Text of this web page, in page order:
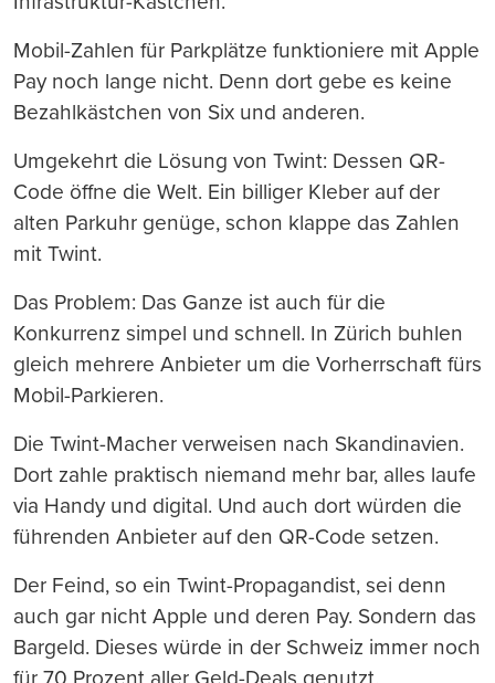
Mobil-Zahlen für Parkplätze funktioniere mit Apple
Pay noch lange nicht. Denn dort gebe es keine
Bezahlkästchen von Six und anderen.
Umgekehrt die Lösung von Twint: Dessen QR-
Code öffne die Welt. Ein billiger Kleber auf der
alten Parkuhr genüge, schon klappe das Zahlen
mit Twint.
Das Problem: Das Ganze ist auch für die
Konkurrenz simpel und schnell. In Zürich buhlen
gleich mehrere Anbieter um die Vorherrschaft fürs
Mobil-Parkieren.
Die Twint-Macher verweisen nach Skandinavien.
Dort zahle praktisch niemand mehr bar, alles laufe
via Handy und digital. Und auch dort würden die
führenden Anbieter auf den QR-Code setzen.
Der Feind, so ein Twint-Propagandist, sei denn
auch gar nicht Apple und deren Pay. Sondern das
Bargeld. Dieses würde in der Schweiz immer noch
für 70 Prozent aller Geld-Deals genutzt.